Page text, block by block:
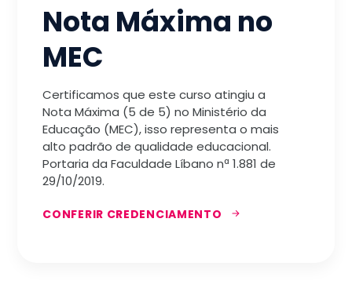
Nota Máxima no
MEC
Certificamos que este curso atingiu a
Nota Máxima (5 de 5) no Ministério da
Educação (MEC), isso representa o mais
alto padrão de qualidade educacional.
Portaria da Faculdade Líbano nª 1.881 de
29/10/2019.
CONFERIR CREDENCIAMENTO